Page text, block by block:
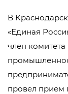
В
«Единая
член
провел прием